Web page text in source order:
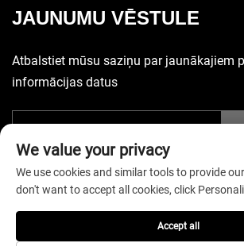
JAUNUMU VĒSTULE
Atbalstiet mūsu saziņu par jaunākajiem
informācijas datus
Autortiesības © 2025 Ķīnas Šenženas
We value your privacy
We use cookies and similar tools to provide
don't want to accept all cookies, click
Accept all